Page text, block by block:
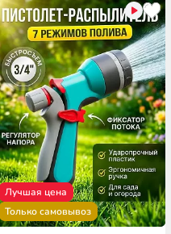
Лучшая цена
Только самовывоз